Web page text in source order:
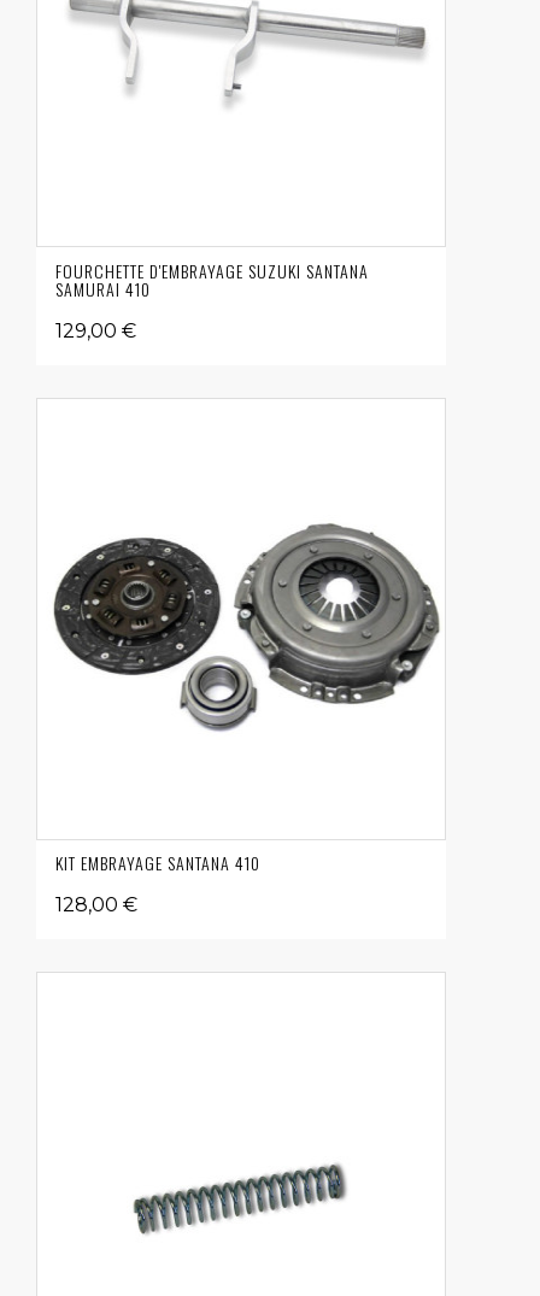
FOURCHETTE D'EMBRAYAGE SUZUKI SANTANA
SAMURAI 410
129,00 €
KIT EMBRAYAGE SANTANA 410
128,00 €